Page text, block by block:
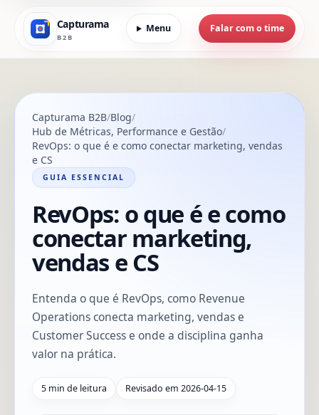
Capturama
B2B
Menu Falar com o time
Capturama B2B Blog
Hub de Métricas, Performance e Gestão
RevOps: o que é e como conectar marketing, vendas
e CS
GUIA ESSENCIAL
RevOps: o que é e como
conectar marketing,
vendas e CS
Entenda o que é RevOps, como Revenue
Operations conecta marketing, vendas e
Customer Success e onde a disciplina ganha
valor na prática.
5 min de leitura Revisado em 2026-04-15